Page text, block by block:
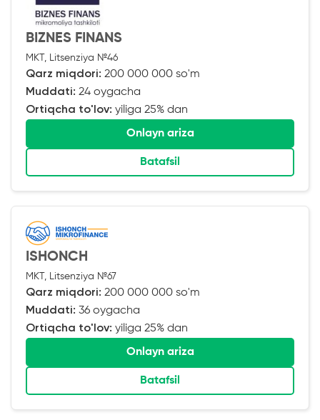
BIZNES FINANS
MKT, Litsenziya №46
Qarz miqdori: 200 000 000 so'm
Muddati: 24 oygacha
Ortiqcha to'lov: yiliga 25% dan
Onlayn ariza
Batafsil
ISHONCH
MKT, Litsenziya №67
Qarz miqdori: 200 000 000 so'm
Muddati: 36 oygacha
Ortiqcha to'lov: yiliga 25% dan
Onlayn ariza
Batafsil